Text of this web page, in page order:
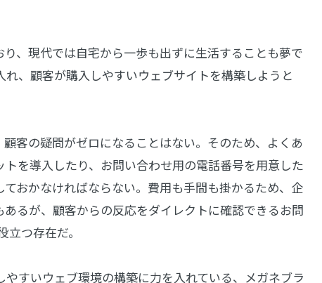
、現代では自宅から一歩も出ずに生活することも夢で
、顧客が購入しやすいウェブサイトを構築しようと
客の疑問がゼロになることはない。そのため、よくあ
を導入したり、お問い合わせ用の電話番号を用意した
おかなければならない。費用も手間も掛かるため、企
るが、顧客からの反応をダイレクトに確認できるお問
つ存在だ。
すいウェブ環境の構築に力を入れている、メガネブラ